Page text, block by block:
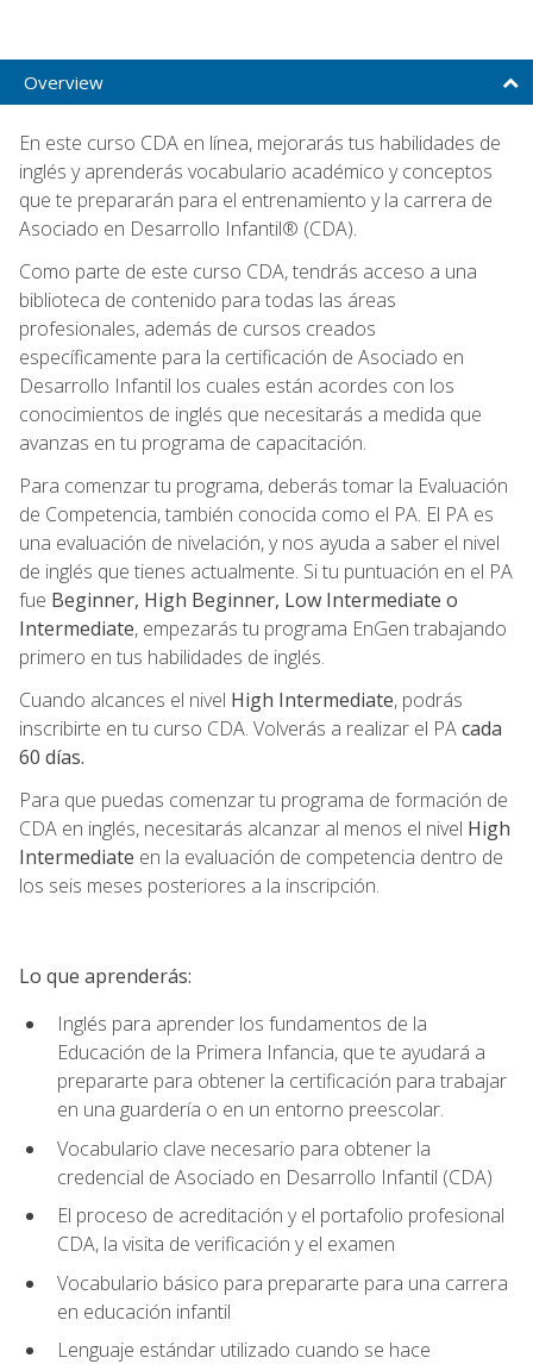
Overview
En este curso CDA en línea, mejorarás tus habilidades de
inglés y aprenderás vocabulario académico y conceptos
que te prepararán para el entrenamiento y la carrera de
Asociado en Desarrollo Infantil® (CDA).
Como parte de este curso CDA, tendrás acceso a una
biblioteca de contenido para todas las áreas
profesionales, además de cursos creados
específicamente para la certificación de Asociado en
Desarrollo Infantil los cuales están acordes con los
conocimientos de inglés que necesitarás a medida que
avanzas en tu programa de capacitación.
Para comenzar tu programa, deberás tomar la Evaluación
de Competencia, también conocida como el PA. El PA es
una evaluación de nivelación, y nos ayuda a saber el nivel
de inglés que tienes actualmente. Si tu puntuación en el PA
fue Beginner, High Beginner, Low Intermediate o
Intermediate, empezarás tu programa EnGen trabajando
primero en tus habilidades de inglés.
Cuando alcances el nivel High Intermediate, podrás
inscribirte en tu curso CDA. Volverás a realizar el PAcada
60 días.
Para que puedas comenzar tu programa de formación de
CDA en inglés, necesitarás alcanzar al menos el nivel High
Intermediate en la evaluación de competencia dentro de
los seis meses posteriores a la inscripción.
Lo que aprenderás:
Inglés para aprender los fundamentos de la
Educación de la Primera Infancia, que te ayudará a
prepararte para obtener la certificación para trabajar
en una guardería o en un entorno preescolar.
Vocabulario clave necesario para obtener la
credencial de Asociado en Desarrollo Infantil (CDA)
El proceso de acreditación y el portafolio profesional
CDA, la visita de verificación y el examen
Vocabulario básico para prepararte para una carrera
en educación infantil
Lenguaje estándar utilizado cuando se hace